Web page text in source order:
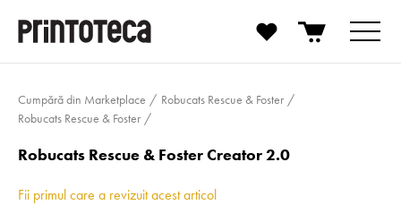
Cumpără din Marketplace
Robucats Rescue & Foster
Robucats Rescue & Foster
Robucats Rescue & Foster Creator 2.0
Fii primul care a revizuit acest articol